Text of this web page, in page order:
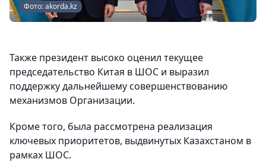
Фото: akorda.kz
Также президент высоко оценил текущее
председательство Китая в ШОС и выразил
поддержку дальнейшему совершенствованию
механизмов Организации.
Кроме того, была рассмотрена реализация
ключевых приоритетов, выдвинутых Казахстаном в
рамках ШОС.